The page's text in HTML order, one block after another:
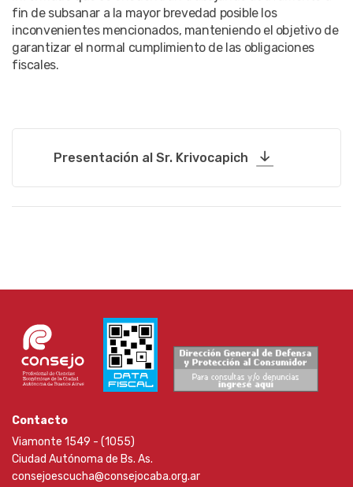
fin de subsanar a la mayor brevedad posible los
inconvenientes mencionados, manteniendo el objetivo de
garantizar el normal cumplimiento de las obligaciones
fiscales.
Presentación al Sr. Krivocapich
Contacto
Viamonte 1549 - (1055)
Ciudad Autónoma de Bs. As.
consejoescucha@consejocaba.org.ar